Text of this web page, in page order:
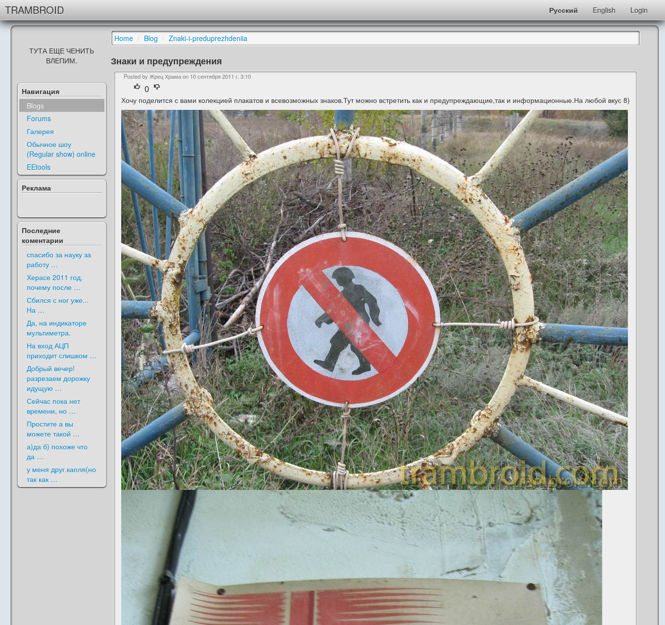
TRAMBROID Русский English Login
ТУТА ЕЩЕ ЧЕНИТЬ
ВЛЕПИМ.
Навигация
Blogs
Forums
Галерея
Обычное шоу
(Regular show) online
EEtools
Реклама
Последние
коментарии
спасибо за науку за
работу …
Херасе 2011 год,
почему после …
Сбился с ног уже...
На …
Да, на индикаторе
мультиметра.
На вход АЦП
приходит слишком …
Добрый вечер!
разрезаем дорожку
идущую …
Сейчас пока нет
времени, но …
Простите а вы
можете такой …
а)да б) похоже что
да …
у меня друг.капля(но
так как …
Home / Blog / Znaki-i-preduprezhdeniia
Знаки и предупреждения
Posted by Жрец Храма on 10 сентября 2011 г. 3:10
0
Хочу поделится с вами колекцией плакатов и всевозможных знаков.Тут можно встретить как и предупреждающие,так и информационные.На любой вкус 8)